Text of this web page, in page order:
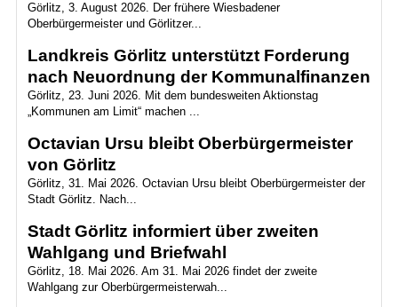
Görlitz, 3. August 2026. Der frühere Wiesbadener
Oberbürgermeister und Görlitzer...
Landkreis Görlitz unterstützt Forderung
nach Neuordnung der Kommunalfinanzen
Görlitz, 23. Juni 2026. Mit dem bundesweiten Aktionstag
„Kommunen am Limit“ machen ...
Octavian Ursu bleibt Oberbürgermeister
von Görlitz
Görlitz, 31. Mai 2026. Octavian Ursu bleibt Oberbürgermeister der
Stadt Görlitz. Nach...
Stadt Görlitz informiert über zweiten
Wahlgang und Briefwahl
Görlitz, 18. Mai 2026. Am 31. Mai 2026 findet der zweite
Wahlgang zur Oberbürgermeisterwah...